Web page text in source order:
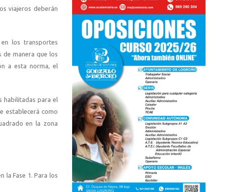
viajeros deberán
los transportes
manera que los
a esta norma, el
habilitadas para el
establecerá como
en la zona
la Fase 1. Para los